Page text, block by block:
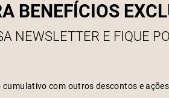
BENEFÍCIOS
NEWSLETTER E FIQUE
cumulativo com outros descontos e